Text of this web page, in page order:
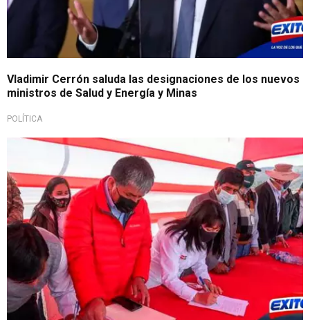
Vladimir Cerrón saluda las designaciones de los nuevos
ministros de Salud y Energía y Minas
POLÍTICA